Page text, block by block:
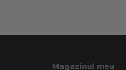
Magazinul meu